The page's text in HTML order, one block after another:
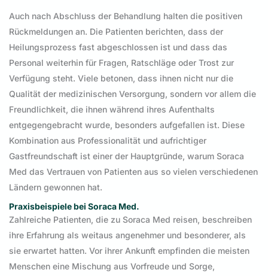
Auch nach Abschluss der Behandlung halten die positiven
Rückmeldungen an. Die Patienten berichten, dass der
Heilungsprozess fast abgeschlossen ist und dass das
Personal weiterhin für Fragen, Ratschläge oder Trost zur
Verfügung steht. Viele betonen, dass ihnen nicht nur die
Qualität der medizinischen Versorgung, sondern vor allem die
Freundlichkeit, die ihnen während ihres Aufenthalts
entgegengebracht wurde, besonders aufgefallen ist. Diese
Kombination aus Professionalität und aufrichtiger
Gastfreundschaft ist einer der Hauptgründe, warum Soraca
Med das Vertrauen von Patienten aus so vielen verschiedenen
Ländern gewonnen hat.
Praxisbeispiele bei Soraca Med.
Zahlreiche Patienten, die zu Soraca Med reisen, beschreiben
ihre Erfahrung als weitaus angenehmer und besonderer, als
sie erwartet hatten. Vor ihrer Ankunft empfinden die meisten
Menschen eine Mischung aus Vorfreude und Sorge,